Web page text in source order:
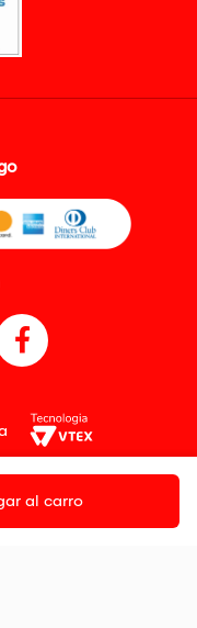
al carro
Todos los derechos
3, San Borja
Precios online publicados
sujetos a variaciones sin